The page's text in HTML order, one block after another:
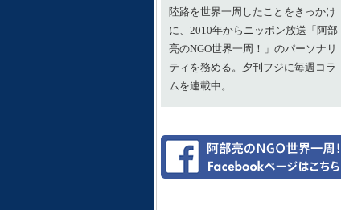
陸路を世界一周したことをきっかけ
に、2010年からニッポン放送「阿部
亮のNGO世界一周！」のパーソナリ
ティを務める。夕刊フジに毎週コラ
ムを連載中。